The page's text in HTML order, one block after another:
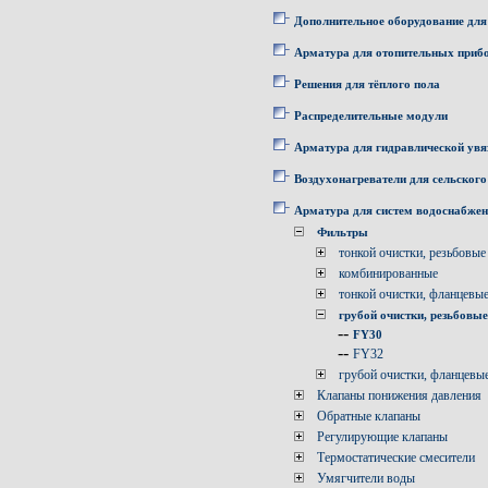
Дополнительное оборудование
Арматура для отопительных
Решения для тёплого пола
Распределительные модули
Арматура для гидравлической
Воздухонагреватели для
Арматура для систем
Фильтры
тонкой очистки, резьбовые
комбинированные
тонкой очистки, фланцевые
грубой очистки, резьбовые
-- FY30
-- FY32
грубой очистки,
Клапаны понижения давления
Обратные клапаны
Регулирующие клапаны
Термостатические смесители
Умягчители воды